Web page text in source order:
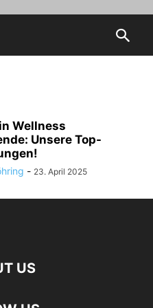
Wellness
Unsere Top-
- 23. April 2025
US